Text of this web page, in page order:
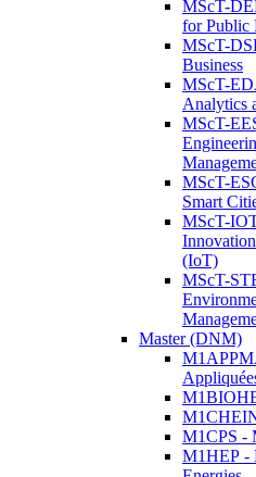
MScT-
for Public
MScT-
Business
MScT-
Analytics
MScT-
MScT-
Smart
MScT-
(IoT)
MScT-
Master (DNM)
M1CPS -
M1HEP -